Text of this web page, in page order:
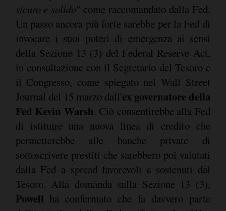
sicuro e solido" come raccomandato dalla Fed.
Un passo ancora più forte sarebbe per la Fed di
invocare i suoi poteri di emergenza ai sensi
della Sezione 13 (3) del Federal Reserve Act,
in consultazione con il Segretario del Tesoro e
il Congresso, come spiegato nel Wall Street
Journal del 15 marzo dall'ex governatore della
Fed Kevin Warsh. Ciò consentirebbe alla Fed
di istituire una nuova linea di credito che
permetterebbe alle banche private di
sottoscrivere prestiti che sarebbero poi valutati
dalla Fed a spread favorevoli e sostenuti dal
Tesoro. Alla domanda sulla Sezione 13 (3),
Powell ha confermato che fa davvero parte